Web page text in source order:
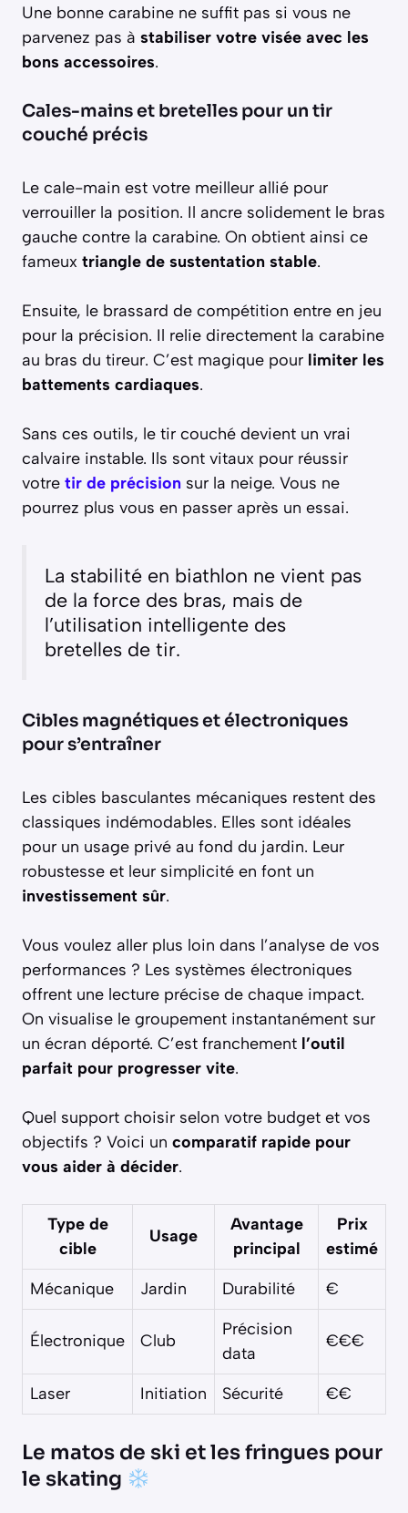
Une bonne carabine ne suffit pas si vous ne
parvenez pas à stabiliser votre visée avec les
bons accessoires.
Cales-mains et bretelles pour un tir
couché précis
Le cale-main est votre meilleur allié pour
verrouiller la position. Il ancre solidement le bras
gauche contre la carabine. On obtient ainsi ce
fameux triangle de sustentation stable.
Ensuite, le brassard de compétition entre en jeu
pour la précision. Il relie directement la carabine
au bras du tireur. C’est magique pour limiter les
battements cardiaques.
Sans ces outils, le tir couché devient un vrai
calvaire instable. Ils sont vitaux pour réussir
votre tir de précision sur la neige. Vous ne
pourrez plus vous en passer après un essai.
La stabilité en biathlon ne vient pas
de la force des bras, mais de
l’utilisation intelligente des
bretelles de tir.
Cibles magnétiques et électroniques
pour s’entraîner
Les cibles basculantes mécaniques restent des
classiques indémodables. Elles sont idéales
pour un usage privé au fond du jardin. Leur
robustesse et leur simplicité en font un
investissement sûr.
Vous voulez aller plus loin dans l’analyse de vos
performances ? Les systèmes électroniques
offrent une lecture précise de chaque impact.
On visualise le groupement instantanément sur
un écran déporté. C’est franchement l’outil
parfait pour progresser vite.
Quel support choisir selon votre budget et vos
objectifs ? Voici un comparatif rapide pour
vous aider à décider.
Type de
cible
Usage
Avantage
principal
Prix
estimé
Mécanique
Jardin Durabilité €
Électronique Club
Précision
data
€€€
Laser Initiation Sécurité €€
Le matos de ski et les fringues pour
le skating